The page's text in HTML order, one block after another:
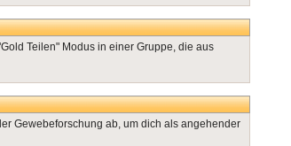
Teilen" Modus in einer Gruppe, die aus
Gewebeforschung ab, um dich als angehender